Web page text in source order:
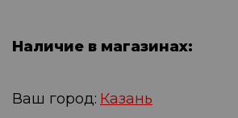
Наличие в магазинах:
Ваш город: